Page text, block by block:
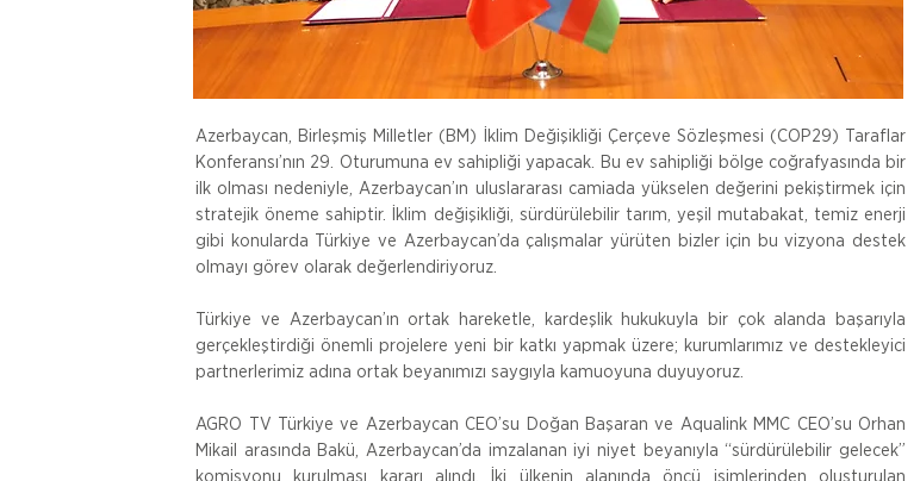
Azerbaycan, Birleşmiş Milletler (BM) İklim Değişikliği Çerçeve Sözleşmesi (COP29) Taraflar
Konferansı’nın 29. Oturumuna ev sahipliği yapacak. Bu ev sahipliği bölge coğrafyasında bir
ilk olması nedeniyle, Azerbaycan’ın uluslararası camiada yükselen değerini pekiştirmek için
stratejik öneme sahiptir. İklim değişikliği, sürdürülebilir tarım, yeşil mutabakat, temiz enerji
gibi konularda Türkiye ve Azerbaycan’da çalışmalar yürüten bizler için bu vizyona destek
olmayı görev olarak değerlendiriyoruz.
Türkiye ve Azerbaycan’ın ortak hareketle, kardeşlik hukukuyla bir çok alanda başarıyla
gerçekleştirdiği önemli projelere yeni bir katkı yapmak üzere; kurumlarımız ve destekleyici
partnerlerimiz adına ortak beyanımızı saygıyla kamuoyuna duyuyoruz.
AGRO TV Türkiye ve Azerbaycan CEO’su Doğan Başaran ve Aqualink MMC CEO’su Orhan
Mikail arasında Bakü, Azerbaycan’da imzalanan iyi niyet beyanıyla “sürdürülebilir gelecek”
komisyonu kurulması kararı alındı. İki ülkenin alanında öncü isimlerinden oluşturulan